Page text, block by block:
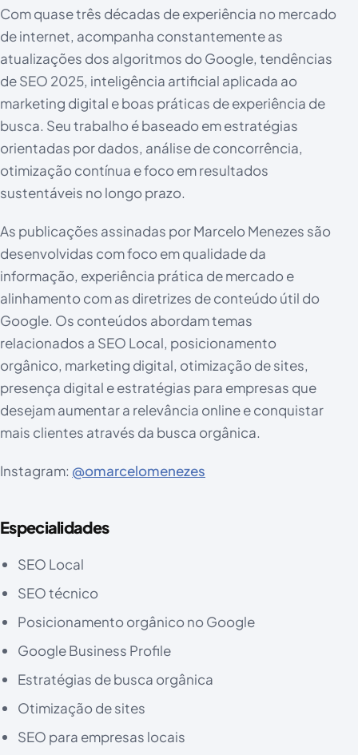
Com quase três décadas de experiência no mercado
de internet, acompanha constantemente as
atualizações dos algoritmos do Google, tendências
de SEO 2025, inteligência artificial aplicada ao
marketing digital e boas práticas de experiência de
busca. Seu trabalho é baseado em estratégias
orientadas por dados, análise de concorrência,
otimização contínua e foco em resultados
sustentáveis no longo prazo.
As publicações assinadas por Marcelo Menezes são
desenvolvidas com foco em qualidade da
informação, experiência prática de mercado e
alinhamento com as diretrizes de conteúdo útil do
Google. Os conteúdos abordam temas
relacionados a SEO Local, posicionamento
orgânico, marketing digital, otimização de sites,
presença digital e estratégias para empresas que
desejam aumentar a relevância online e conquistar
mais clientes através da busca orgânica.
Instagram: @omarcelomenezes
Especialidades
SEO Local
SEO técnico
Posicionamento orgânico no Google
Google Business Profile
Estratégias de busca orgânica
Otimização de sites
SEO para empresas locais